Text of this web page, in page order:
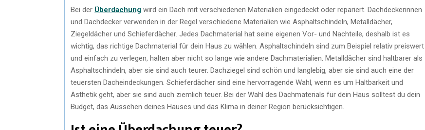
Bei der Überdachung wird ein Dach mit verschiedenen Materialien eingedeckt oder repariert. Dachdeckerinnen
und Dachdecker verwenden in der Regel verschiedene Materialien wie Asphaltschindeln, Metalldächer,
Ziegeldächer und Schieferdächer. Jedes Dachmaterial hat seine eigenen Vor- und Nachteile, deshalb ist es
wichtig, das richtige Dachmaterial für dein Haus zu wählen. Asphaltschindeln sind zum Beispiel relativ preiswert
und einfach zu verlegen, halten aber nicht so lange wie andere Dachmaterialien. Metalldächer sind haltbarer als
Asphaltschindeln, aber sie sind auch teurer. Dachziegel sind schön und langlebig, aber sie sind auch eine der
teuersten Dacheindeckungen. Schieferdächer sind eine hervorragende Wahl, wenn es um Haltbarkeit und
Ästhetik geht, aber sie sind auch ziemlich teuer. Bei der Wahl des Dachmaterials für dein Haus solltest du dein
Budget, das Aussehen deines Hauses und das Klima in deiner Region berücksichtigen.